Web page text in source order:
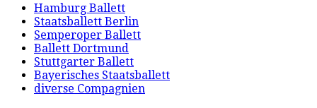
Hamburg Ballett
Staatsballett Berlin
Semperoper Ballett
Ballett Dortmund
Stuttgarter Ballett
Bayerisches Staatsballett
diverse Compagnien